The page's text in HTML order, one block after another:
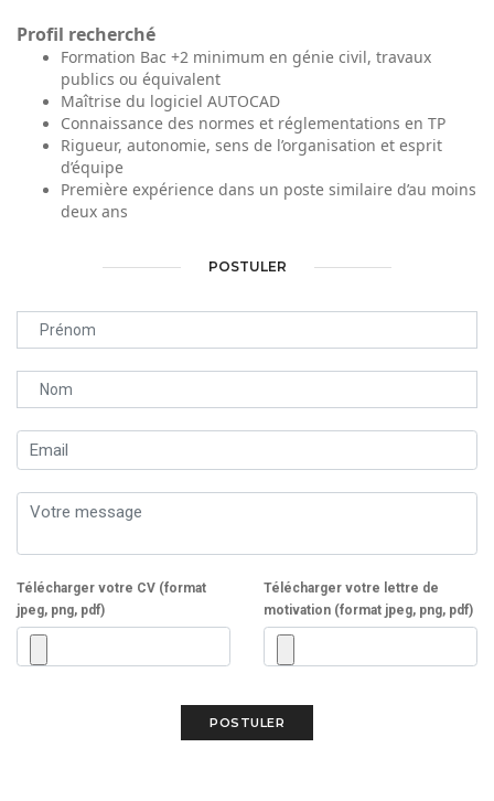
Profil recherché
Formation Bac +2 minimum en génie civil, travaux
publics ou équivalent
Maîtrise du logiciel AUTOCAD
Connaissance des normes et réglementations en TP
Rigueur, autonomie, sens de l’organisation et esprit
d’équipe
Première expérience dans un poste similaire d’au moins
deux ans
POSTULER
Télécharger votre CV (format
jpeg, png, pdf)
Télécharger votre lettre de
motivation (format jpeg, png, pdf)